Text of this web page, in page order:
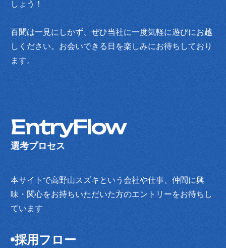
しょう！
百聞は一見にしかず、ぜひ当社に一度気軽に遊びにお越
しください。お会いできる日を楽しみにお待ちしており
ます。
EntryFlow
選考プロセス
本サイトで高野山スズキという会社や仕事、仲間に興
味・関心をお持ちいただいた方のエントリーをお待ちし
ています
採用フロー